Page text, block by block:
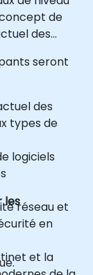
de
des
seront
des
types de
logiciels
réseau et
en
et la
les